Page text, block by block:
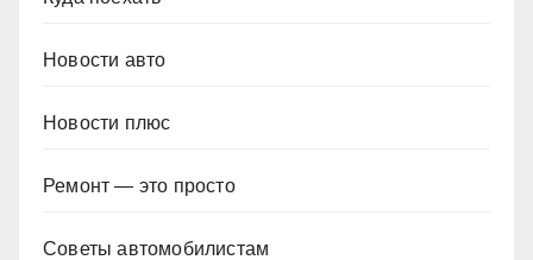
Новости авто
Новости плюс
Ремонт — это просто
Советы автомобилистам